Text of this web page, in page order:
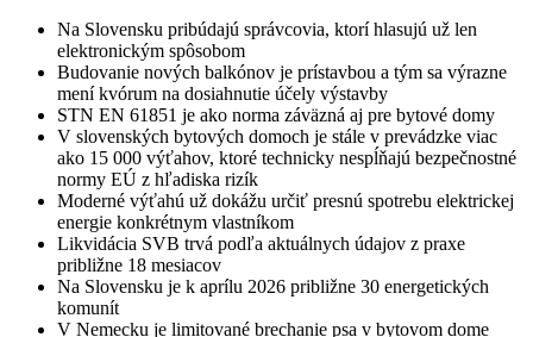
Na Slovensku pribúdajú správcovia, ktorí hlasujú už len
elektronickým spôsobom
Budovanie nových balkónov je prístavbou a tým sa výrazne
mení kvórum na dosiahnutie účely výstavby
STN EN 61851 je ako norma záväzná aj pre bytové domy
V slovenských bytových domoch je stále v prevádzke viac
ako 15 000 výťahov, ktoré technicky nespĺňajú bezpečnostné
normy EÚ z hľadiska rizík
Moderné výťahú už dokážu určiť presnú spotrebu elektrickej
energie konkrétnym vlastníkom
Likvidácia SVB trvá podľa aktuálnych údajov z praxe
približne 18 mesiacov
Na Slovensku je k aprílu 2026 približne 30 energetických
komunít
V Nemecku je limitované brechanie psa v bytovom dome